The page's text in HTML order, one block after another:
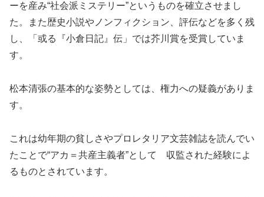
ーを産み“社会派ミステリー”というものを確立させまし
た。また歴史小説やノンフィクション、評伝などを多く残
し、「或る『小倉日記』伝」では芥川賞を受賞していま
す。
松本清張の基本的な姿勢としては、権力への疑義がありま
す。
これは幼年期の貧しさやプロレタリア文芸雑誌を読んでい
たことで“アカ＝共産主義者”として 収監された経験によ
るものとされています。